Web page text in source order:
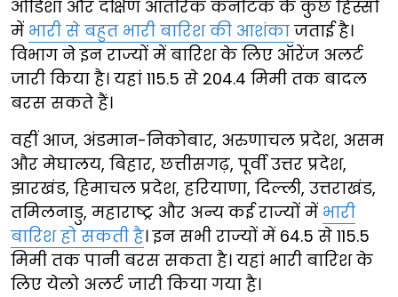
ओडिशा और दक्षिण आंतरिक कर्नाटक के कुछ हिस्सों
में भारी से बहुत भारी बारिश की आशंका जताई है।
विभाग ने इन राज्यों में बारिश के लिए ऑरेंज अलर्ट
जारी किया है। यहां 115.5 से 204.4 मिमी तक बादल
बरस सकते हैं।
वहीं आज, अंडमान-निकोबार, अरुणाचल प्रदेश, असम
और मेघालय, बिहार, छत्तीसगढ़, पूर्वी उत्तर प्रदेश,
झारखंड, हिमाचल प्रदेश, हरियाणा, दिल्ली, उत्तराखंड,
तमिलनाडु, महाराष्ट्र और अन्य कई राज्यों में भारी
बारिश हो सकती है। इन सभी राज्यों में 64.5 से 115.5
मिमी तक पानी बरस सकता है। यहां भारी बारिश के
लिए येलो अलर्ट जारी किया गया है।